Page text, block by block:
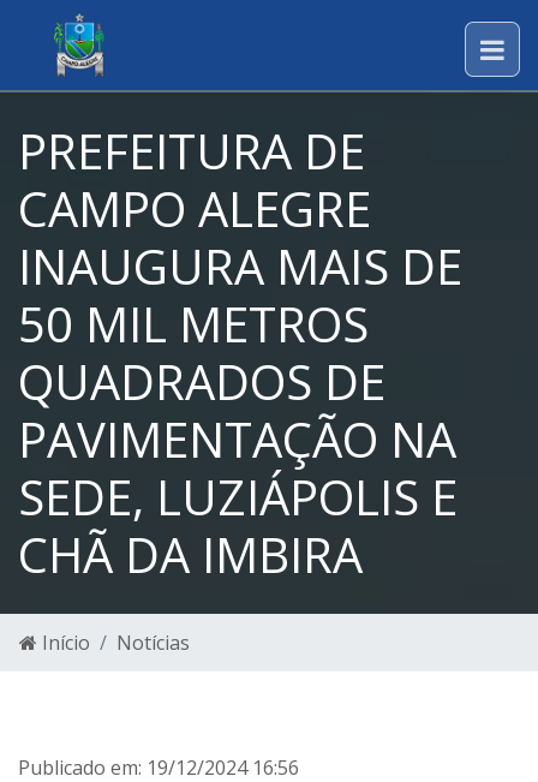
PREFEITURA DE
CAMPO ALEGRE
INAUGURA MAIS DE
50 MIL METROS
QUADRADOS DE
PAVIMENTAÇÃO NA
SEDE, LUZIÁPOLIS E
CHÃ DA IMBIRA
Início Notícias
Publicado em: 19/12/2024 16:56